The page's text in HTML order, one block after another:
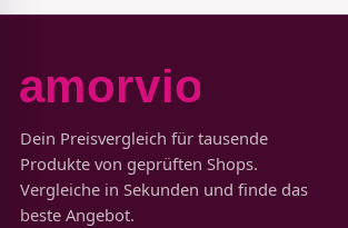
Dein Preisvergleich für tausende
Produkte von geprüften Shops.
Vergleiche in Sekunden und finde das
beste Angebot.